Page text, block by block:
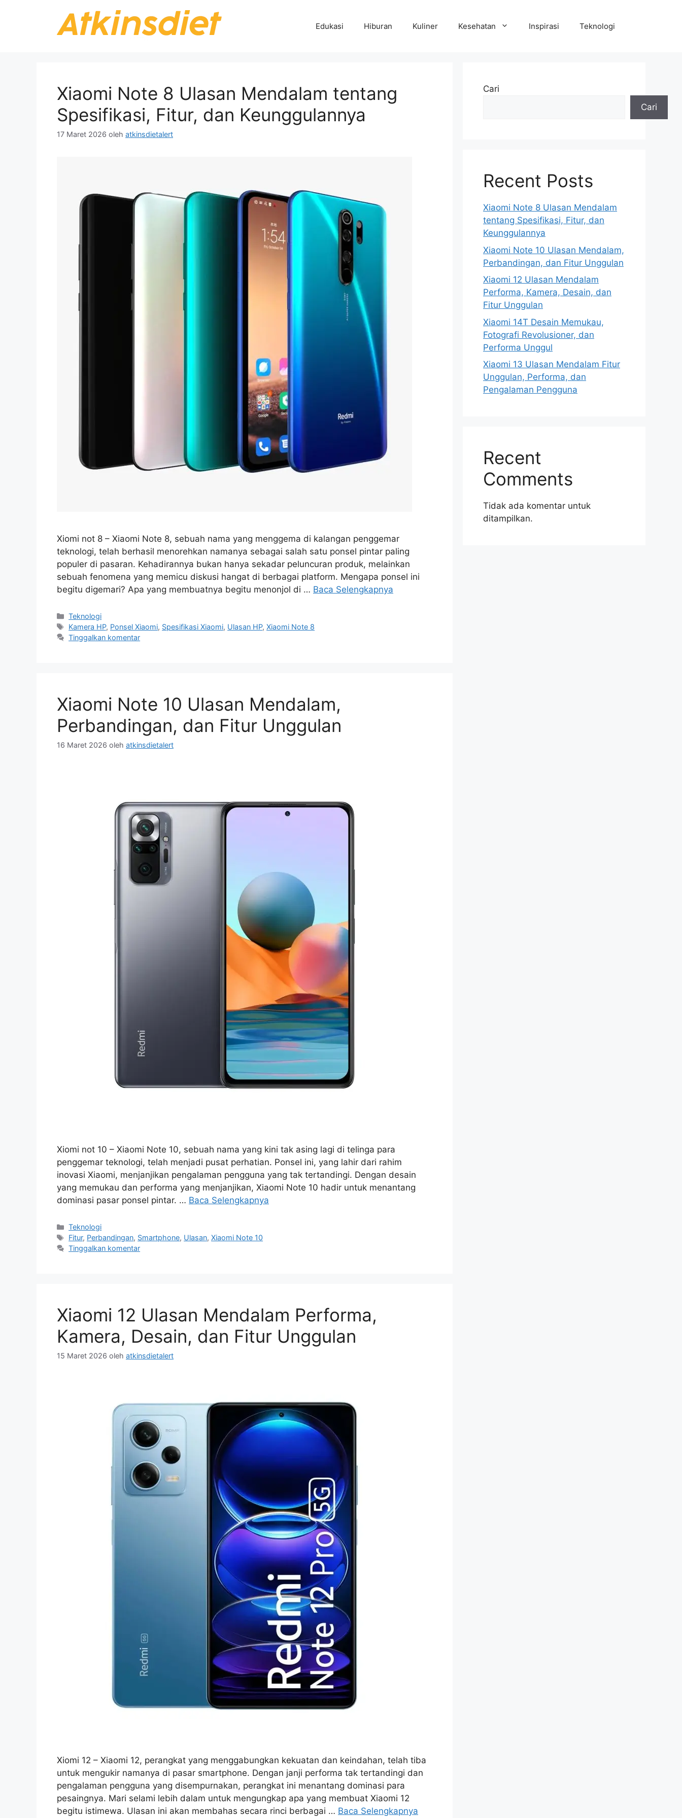
Edukasi Hiburan Kuliner Kesehatan Inspirasi Teknologi
Xiaomi Note 8 Ulasan Mendalam tentang
Spesifikasi, Fitur, dan Keunggulannya
17 Maret 2026 oleh atkinsdietalert
Xiomi not 8 – Xiaomi Note 8, sebuah nama yang menggema di kalangan penggemar
teknologi, telah berhasil menorehkan namanya sebagai salah satu ponsel pintar paling
populer di pasaran. Kehadirannya bukan hanya sekadar peluncuran produk, melainkan
sebuah fenomena yang memicu diskusi hangat di berbagai platform. Mengapa ponsel ini
begitu digemari? Apa yang membuatnya begitu menonjol di … Baca Selengkapnya
Kategori
Teknologi
Tag
Kamera HP, Ponsel Xiaomi, Spesifikasi Xiaomi, Ulasan HP,Xiaomi Note 8
Tinggalkan komentar
Xiaomi Note 10 Ulasan Mendalam,
Perbandingan, dan Fitur Unggulan
16 Maret 2026 oleh atkinsdietalert
Xiomi not 10 – Xiaomi Note 10, sebuah nama yang kini tak asing lagi di telinga para
penggemar teknologi, telah menjadi pusat perhatian. Ponsel ini, yang lahir dari rahim
inovasi Xiaomi, menjanjikan pengalaman pengguna yang tak tertandingi. Dengan desain
yang memukau dan performa yang menjanjikan, Xiaomi Note 10 hadir untuk menantang
dominasi pasar ponsel pintar. … Baca Selengkapnya
Kategori
Teknologi
Tag
Fitur, Perbandingan, Smartphone, Ulasan,Xiaomi Note 10
Tinggalkan komentar
Xiaomi 12 Ulasan Mendalam Performa,
Kamera, Desain, dan Fitur Unggulan
15 Maret 2026 oleh atkinsdietalert
Xiomi 12 – Xiaomi 12, perangkat yang menggabungkan kekuatan dan keindahan, telah tiba
untuk mengukir namanya di pasar smartphone. Dengan janji performa tak tertandingi dan
pengalaman pengguna yang disempurnakan, perangkat ini menantang dominasi para
pesaingnya. Mari selami lebih dalam untuk mengungkap apa yang membuat Xiaomi 12
begitu istimewa. Ulasan ini akan membahas secara rinci berbagai … Baca Selengkapnya
Cari
Cari
Recent Posts
Xiaomi Note 8 Ulasan Mendalam
tentang Spesifikasi, Fitur, dan
Keunggulannya
Xiaomi Note 10 Ulasan Mendalam,
Perbandingan, dan Fitur Unggulan
Xiaomi 12 Ulasan Mendalam
Performa, Kamera, Desain, dan
Fitur Unggulan
Xiaomi 14T Desain Memukau,
Fotografi Revolusioner, dan
Performa Unggul
Xiaomi 13 Ulasan Mendalam Fitur
Unggulan, Performa, dan
Pengalaman Pengguna
Recent
Comments
Tidak ada komentar untuk
ditampilkan.